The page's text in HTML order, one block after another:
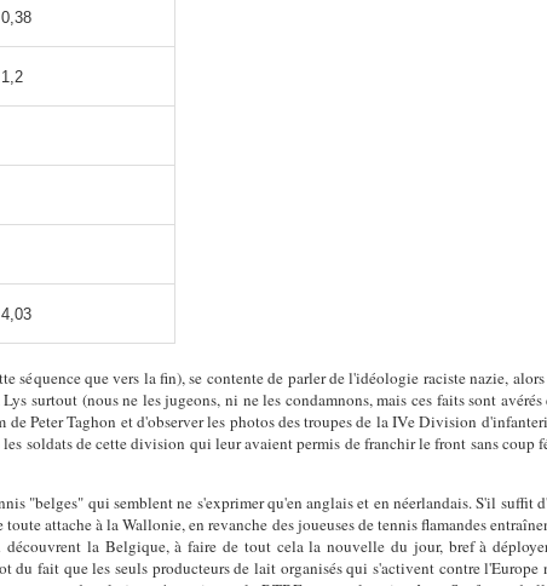
0,38
1,2
4,03
que vers la fin), se contente de parler de l'idéologie raciste nazie,
surtout (nous ne les jugeons, ni ne les condamnons, mais ces faits sont
Peter Taghon et d'observer les photos des troupes de la IVe Division
soldats de cette division qui leur avaient permis de franchir le front sans coup
"belges" qui semblent ne s'exprimer qu'en anglais et en néerlandais. S'il suffit
attache à la Wallonie, en revanche des joueuses de tennis flamandes
la Belgique, à faire de tout cela la nouvelle du jour, bref à
du fait que les seuls producteurs de lait organisés qui s'activent contre l'Europe